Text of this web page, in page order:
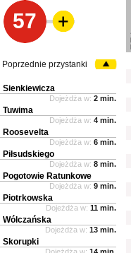
57
Poprzednie przystanki
Sienkiewicza
Dojeżdża w: 2 min.
Tuwima
Dojeżdża w: 4 min.
Roosevelta
Dojeżdża w: 6 min.
Piłsudskiego
Dojeżdża w: 8 min.
Pogotowie Ratunkowe
Dojeżdża w: 9 min.
Piotrkowska
Dojeżdża w: 11 min.
Wólczańska
Dojeżdża w: 13 min.
Skorupki